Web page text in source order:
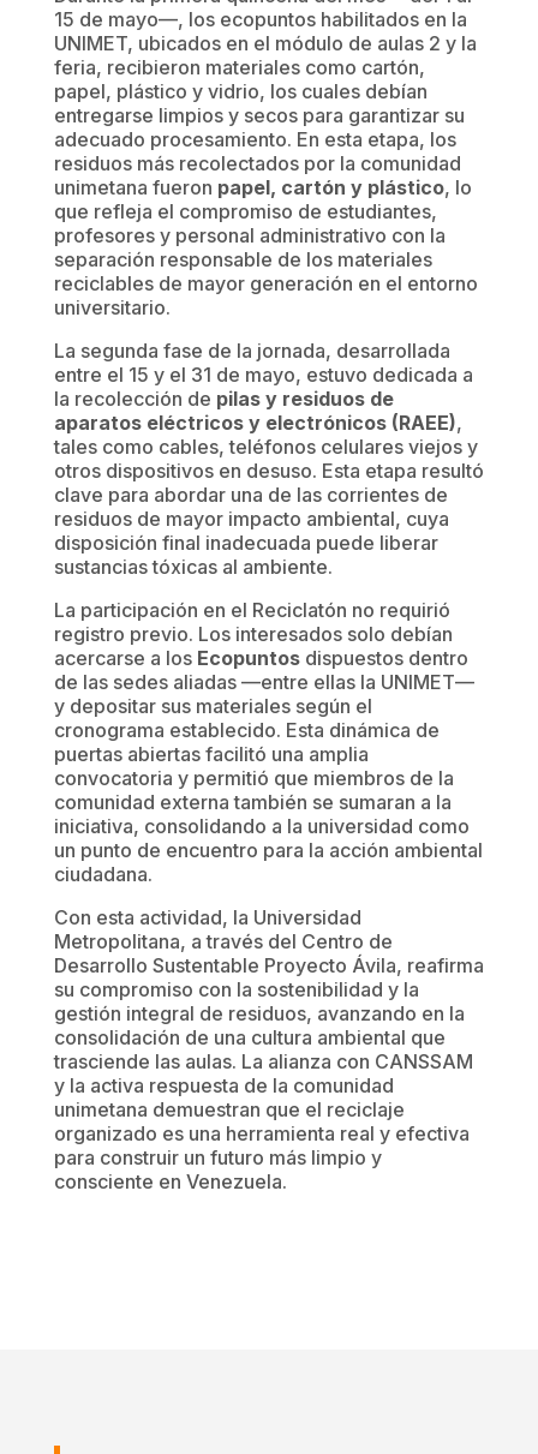
15 de mayo—, los ecopuntos habilitados en la
UNIMET, ubicados en el módulo de aulas 2 y la
feria, recibieron materiales como cartón,
papel, plástico y vidrio, los cuales debían
entregarse limpios y secos para garantizar su
adecuado procesamiento. En esta etapa, los
residuos más recolectados por la comunidad
unimetana fueron papel, cartón y plástico, lo
que refleja el compromiso de estudiantes,
profesores y personal administrativo con la
separación responsable de los materiales
reciclables de mayor generación en el entorno
universitario.
La segunda fase de la jornada, desarrollada
entre el 15 y el 31 de mayo, estuvo dedicada a
la recolección de pilas y residuos de
aparatos eléctricos y electrónicos (RAEE),
tales como cables, teléfonos celulares viejos y
otros dispositivos en desuso. Esta etapa resultó
clave para abordar una de las corrientes de
residuos de mayor impacto ambiental, cuya
disposición final inadecuada puede liberar
sustancias tóxicas al ambiente.
La participación en el Reciclatón no requirió
registro previo. Los interesados solo debían
acercarse a los Ecopuntosdispuestos dentro
de las sedes aliadas —entre ellas la UNIMET—
y depositar sus materiales según el
cronograma establecido. Esta dinámica de
puertas abiertas facilitó una amplia
convocatoria y permitió que miembros de la
comunidad externa también se sumaran a la
iniciativa, consolidando a la universidad como
un punto de encuentro para la acción ambiental
ciudadana.
Con esta actividad, la Universidad
Metropolitana, a través del Centro de
Desarrollo Sustentable Proyecto Ávila, reafirma
su compromiso con la sostenibilidad y la
gestión integral de residuos, avanzando en la
consolidación de una cultura ambiental que
trasciende las aulas. La alianza con CANSSAM
y la activa respuesta de la comunidad
unimetana demuestran que el reciclaje
organizado es una herramienta real y efectiva
para construir un futuro más limpio y
consciente en Venezuela.